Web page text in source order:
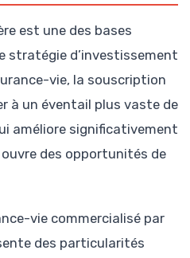
est une des bases
stratégie d’investissement
vie, la souscription
à un éventail plus vaste de
améliore significativement
des opportunités de
vie commercialisé par
des particularités